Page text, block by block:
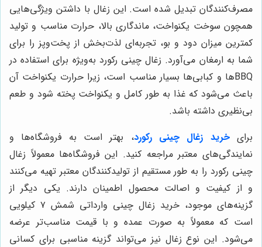
مصرف‌کنندگان تبدیل شده است. این زغال با داشتن ویژگی‌هایی
همچون سوخت یکنواخت، ماندگاری بالا، حرارت مناسب و تولید
کمترین میزان دود و بو، تجربه‌ای لذت‌بخش از پخت‌وپز را برای
شما به ارمغان می‌آورد. زغال چینی رکورد به‌ویژه برای استفاده در
BBQها و کبابی‌ها بسیار مناسب است، زیرا حرارت یکنواخت آن
باعث می‌شود که غذا به طور کامل و یکنواخت پخته شود و طعم
بی‌نظیری داشته باشد.
برایخرید زغال چینی رکورد، بهتر است به فروشگاه‌ها و
نمایندگی‌های معتبر مراجعه کنید. این فروشگاه‌ها معمولاً زغال
چینی رکورد را به طور مستقیم از تولیدکنندگان معتبر تهیه می‌کنند
و از کیفیت و اصالت محصول اطمینان دارند. یکی دیگر از
گزینه‌های موجود، خرید زغال چینی وارداتی شمش ۷ کیلویی
است که معمولاً به صورت عمده و با قیمت مناسب‌تر عرضه
می‌شود. این نوع زغال نیز می‌تواند گزینه مناسبی برای کسانی